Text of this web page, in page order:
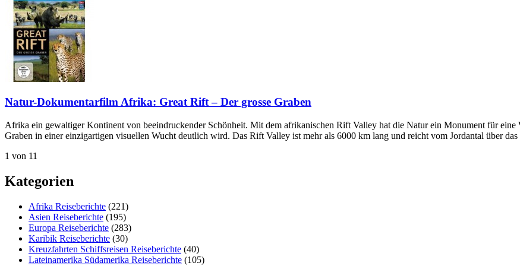
Natur-Dokumentarfilm Afrika: Great Rift – Der grosse Graben
Afrika ein gewaltiger Kontinent von beeindruckender Schönheit. Mit dem afrikanischen Rift Valley hat die Natur ein Monument für
Graben in einer einzigartigen visuellen Wucht deutlich wird. Das Rift Valley ist mehr als 6000 km lang und reicht vom Jordantal über
1 von 11
Kategorien
Afrika Reiseberichte (221)
Asien Reiseberichte (195)
Europa Reiseberichte (283)
Karibik Reiseberichte (30)
Kreuzfahrten Schiffsreisen Reiseberichte (40)
Lateinamerika Südamerika Reiseberichte (105)